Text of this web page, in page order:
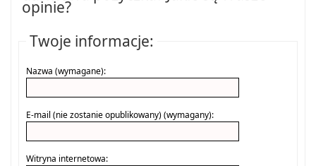
opinie?
Twoje informacje:
Nazwa (wymagane):
E-mail (nie zostanie opublikowany) (wymagany):
Witryna internetowa: